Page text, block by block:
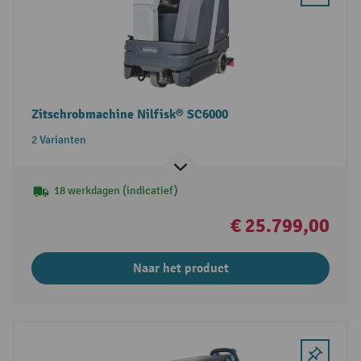
Zitschrobmachine Nilfisk® SC6000
2 Varianten
18 werkdagen (indicatief)
€ 25.799,00
Naar het product